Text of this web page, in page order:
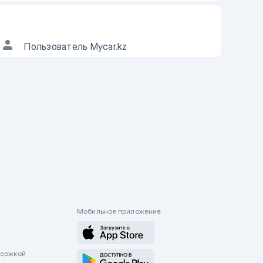
Пользователь Mycar.kz
Мобильное приложение